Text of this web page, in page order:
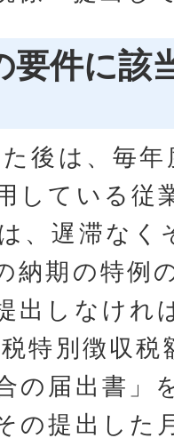
要件に該
後は、毎
している従
、遅滞なく
納期の特例
出しなけれ
特別徴収
の届出書」
の提出した